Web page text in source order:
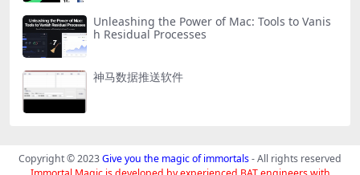
Unleashing the Power of Mac: Tools to Vanis
h Residual Processes
神马数据推送软件
Copyright © 2023Give you the magic of immortals- All rights reserved